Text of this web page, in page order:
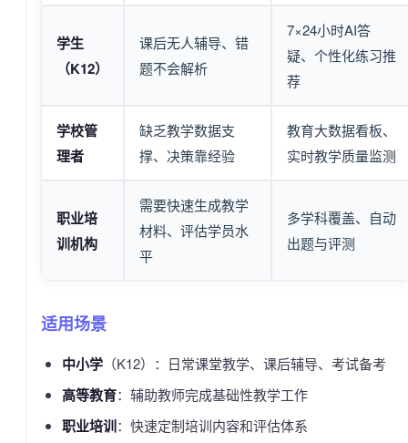
学生
（K12）
课后无人辅导、错
题不会解析
7×24小时AI答
疑、个性化练习推
荐
学校管
理者
缺乏教学数据支
撑、决策靠经验
教育大数据看板、
实时教学质量监测
职业培
训机构
需要快速生成教学
材料、评估学员水
平
多学科覆盖、自动
出题与评测
适用场景
中小学（K12）：日常课堂教学、课后辅导、考试备考
高等教育：辅助教师完成基础性教学工作
职业培训：快速定制培训内容和评估体系